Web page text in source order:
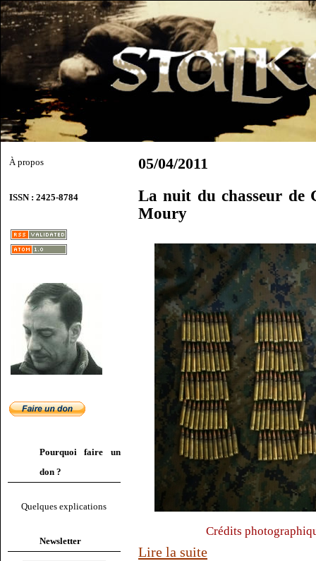
À propos
ISSN : 2425-8784
Pourquoi faire un
don ?
Quelques explications
Newsletter
05/04/2011
La nuit du chasseur de
Moury
Crédits
Lire la suite